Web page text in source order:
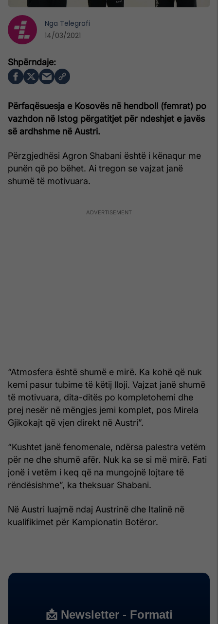
Përfaqësuesja e Kosovës në hendboll (femrat) po
vazhdon në Istog përgatitjet për ndeshjet e javës
së ardhshme në Austri.
Përzgjedhësi Agron Shabani është i kënaqur me
punën që po bëhet. Ai tregon se vajzat janë
shumë të motivuara.
“Atmosfera është shumë e mirë. Ka kohë që nuk
kemi pasur tubime të këtij lloji. Vajzat janë shumë
të motivuara, dita-ditës po kompletohemi dhe
prej nesër në mëngjes jemi komplet, pos Mirela
Gjikokajt që vjen direkt në Austri”.
“Kushtet janë fenomenale, ndërsa palestra vetëm
për ne dhe shumë afër. Nuk ka se si më mirë. Fati
jonë i vetëm i keq që na mungojnë lojtare të
rëndësishme”, ka theksuar Shabani.
Në Austri luajmë ndaj Austrinë dhe Italinë në
kualifikimet për Kampionatin Botëror.
Nga Telegrafi
14/03/2021